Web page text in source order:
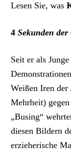
Lesen Sie, was
4 Sekunden
Seit er als
Weißen Iren
Mehrheit)
„Busing“
diesen Bildern
erzieherische